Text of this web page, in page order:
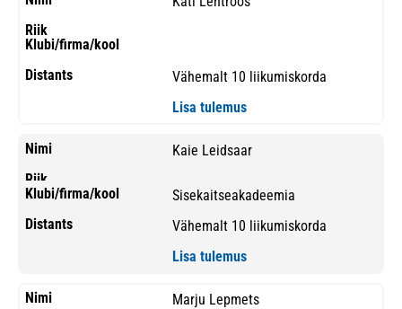
Vähemalt 10 liikumiskorda
Lisa tulemus
Kaie Leidsaar
Sisekaitseakadeemia
Vähemalt 10 liikumiskorda
Lisa tulemus
Marju Lepmets